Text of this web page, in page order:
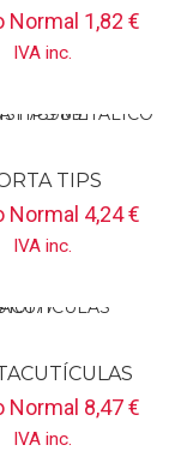
Rosa
609009
Normal 1,82 €
IVA inc.
TIPS
MEIDISI
789891
Normal 4,24€
IVA inc.
910177
Normal 8,47€
IVA inc.